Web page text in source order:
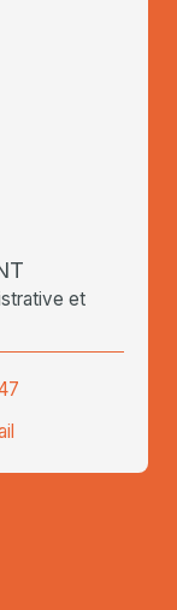
et